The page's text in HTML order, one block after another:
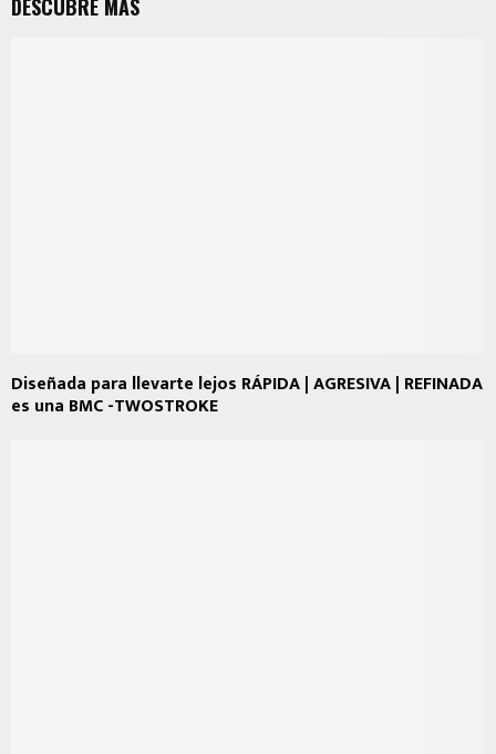
DESCUBRE MAS
Diseñada para llevarte lejos RÁPIDA | AGRESIVA | REFINADA
es una BMC -TWOSTROKE